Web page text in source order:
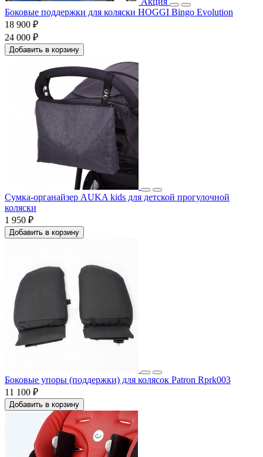
Боковые поддержки для коляски HOGGI Bingo Evolution
18 900 ₽
24 000 ₽
Добавить в корзину
Сумка-органайзер AUKA kids для детской прогулочной
коляски
1 950 ₽
Добавить в корзину
Боковые упоры (поддержки) для колясок Patron Rprk003
11 100 ₽
Добавить в корзину